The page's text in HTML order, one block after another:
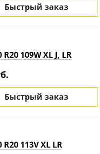
Быстрый заказ
R20 109W XL J, LR
Быстрый заказ
R20 113V XL LR